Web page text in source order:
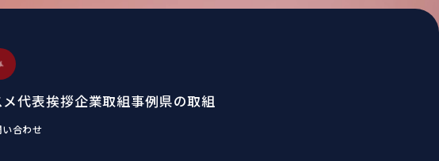
メ代表挨拶企業取組事例県の取組
い合わせ